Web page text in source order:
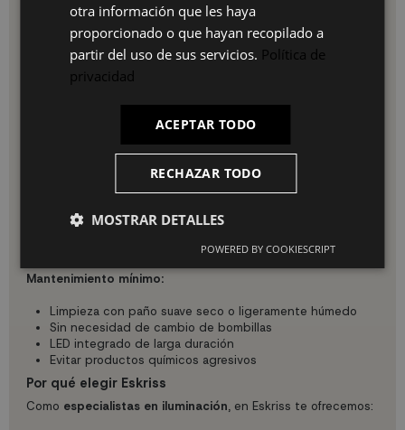
Ventajas de la iluminación LED:
Ahorro en factura eléctrica desde el primer día
Sin necesidad de cambiar bombillas durante años
Encendido instantáneo sin tiempo de calentamiento
Instalación y mantenimiento
Instalación sencilla:
Incluye todos los herrajes necesarios
Compatible con cajas eléctricas estándar
Recomendado instalación por electricista profesional
Mantenimiento mínimo:
Limpieza con paño suave seco o ligeramente húmedo
Sin necesidad de cambio de bombillas
LED integrado de larga duración
Evitar productos químicos agresivos
Por qué elegir Eskriss
Como especialistas en iluminación, en Eskriss te ofrecemos:
otra información que les haya
proporcionado o que hayan recopilado a
partir del uso de sus servicios. Política de
privacidad
ACEPTAR TODO
RECHAZAR TODO
MOSTRAR DETALLES
POWERED BY COOKIESCRIPT